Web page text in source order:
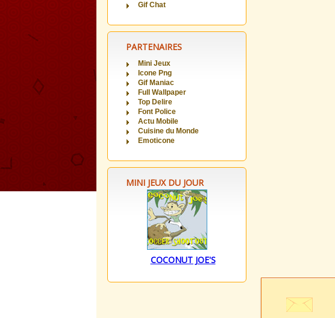
Gif Chat
PARTENAIRES
Mini Jeux
Icone Png
Gif Maniac
Full Wallpaper
Top Delire
Font Police
Actu Mobile
Cuisine du Monde
Emoticone
MINI JEUX DU JOUR
COCONUT JOE'S